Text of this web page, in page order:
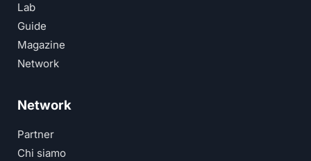
Lab
Guide
Magazine
Network
Network
Partner
Chi siamo